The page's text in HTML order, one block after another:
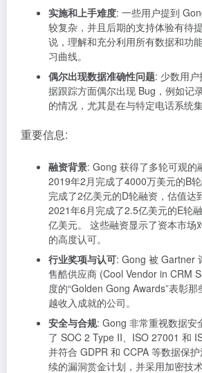
实施和上手难度: 一些用户提到
较复杂，并且后期的支持体验有待
说，理解和充分利用所有数据和功
习曲线。
偶尔出现数据准确性问题: 少数用
据跟踪方面偶尔出现 Bug，例如记
的情况，尤其是在与特定电话系统集
重要信息:
融资背景: Gong 获得了多轮可观的
2019年2月完成了4000万美元的B
完成了2亿美元的D轮融资，估值达
2021年6月完成了2.5亿美元的E轮
亿美元。 这些融资显示了资本市场
的高度认可。
行业奖项与认可: Gong 被 Gartner
售酷供应商 (Cool Vendor in CRM
度的“Golden Gong Awards”表彰
越收入成就的公司。
安全与合规: Gong 非常重视数据安
了 SOC 2 Type II、ISO 27001 和
并符合 GDPR 和 CCPA 等数据保
续的漏洞赏金计划，并采用加密技